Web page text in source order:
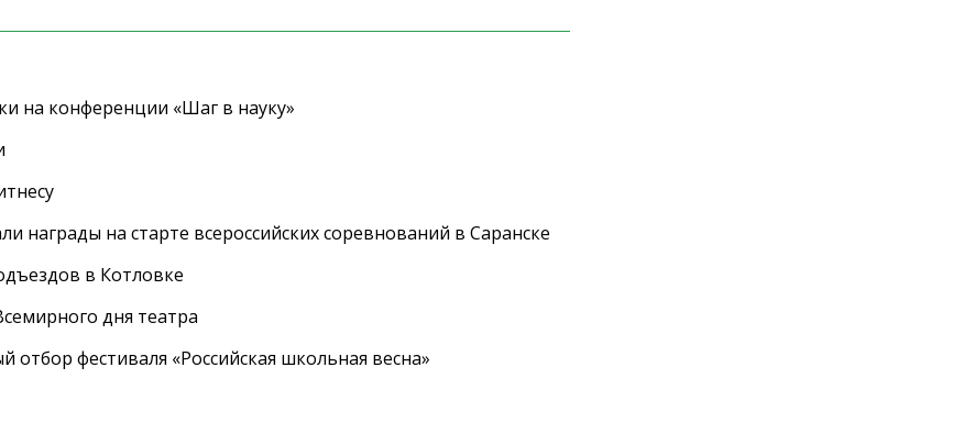
на конференции «Шаг в науку»
награды на старте всероссийских соревнований в Саранске
в Котловке
дня театра
фестиваля «Российская школьная весна»